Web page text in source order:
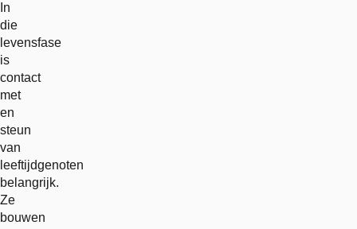
In
die
levensfase
is
contact
met
en
steun
van
leeftijdgenoten
belangrijk.
Ze
bouwen